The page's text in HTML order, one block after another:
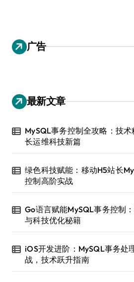
广告
最新文章
MySQL事务控制全攻略：技
长运维科技新篇
绿色科技赋能：移动H5站长
控制高阶实战
Go语言赋能MySQL事务控制
与科技优化秘籍
iOS开发进阶：MySQL事务处
战，技术跃升指南